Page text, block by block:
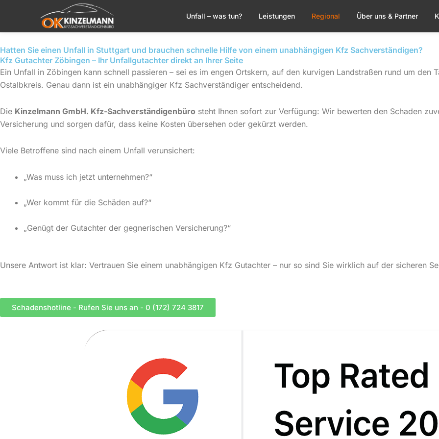
springen
Unfall – was tun? Leistungen Regional Über uns & Partner
Hatten Sie einen Unfall in Stuttgart und brauchen schnelle Hilfe von einem unabhängigen Kfz Sachverständigen?
Kfz Gutachter Zöbingen – Ihr Unfallgutachter direkt an Ihrer Seite
Ein Unfall in Zöbingen kann schnell passieren – sei es im engen Ortskern, auf den kurvigen Landstraßen rund um den
Ostalbkreis. Genau dann ist ein unabhängiger Kfz Sachverständiger entscheidend.
Die Kinzelmann GmbH. Kfz-Sachverständigenbüro steht Ihnen sofort zur Verfügung: Wir bewerten den Schaden
Versicherung und sorgen dafür, dass keine Kosten übersehen oder gekürzt werden.
Viele Betroffene sind nach einem Unfall verunsichert:
„Was muss ich jetzt unternehmen?“
„Wer kommt für die Schäden auf?“
„Genügt der Gutachter der gegnerischen Versicherung?“
Unsere Antwort ist klar: Vertrauen Sie einem unabhängigen Kfz Gutachter – nur so sind Sie wirklich auf der sicheren
Schadenshotline - Rufen Sie uns an - 0 (172) 724 3817